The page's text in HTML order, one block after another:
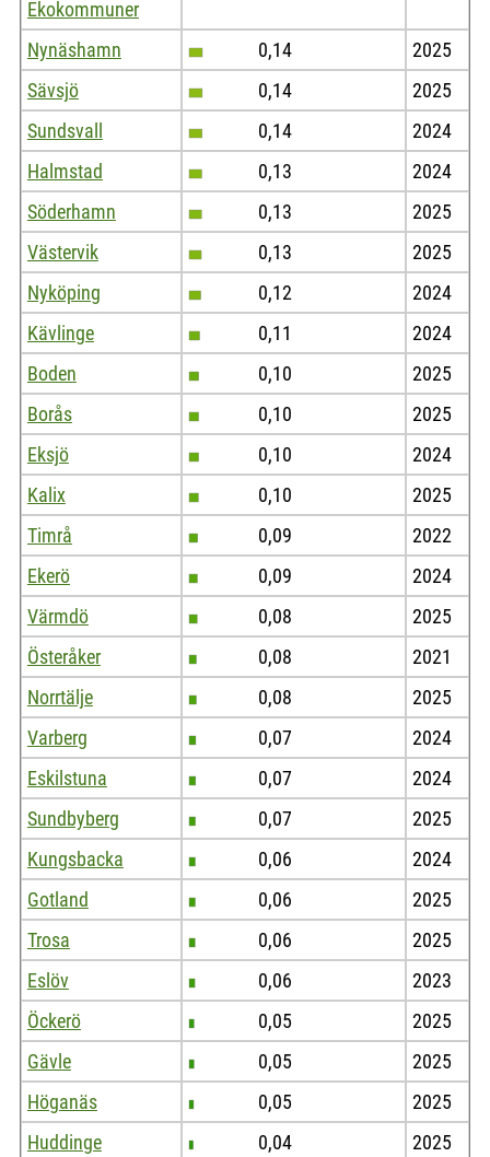
Ekokommuner
Nynäshamn
0,14
2025
Sävsjö
0,14
2025
Sundsvall
0,14
2024
Halmstad
0,13
2024
Söderhamn
0,13
2025
Västervik
0,13
2025
Nyköping
0,12
2024
Kävlinge
0,11
2024
Boden
0,10
2025
Borås
0,10
2025
Eksjö
0,10
2024
Kalix
0,10
2025
Timrå
0,09
2022
Ekerö
0,09
2024
Värmdö
0,08
2025
Österåker
0,08
2021
Norrtälje
0,08
2025
Varberg
0,07
2024
Eskilstuna
0,07
2024
Sundbyberg
0,07
2025
Kungsbacka
0,06
2024
Gotland
0,06
2025
Trosa
0,06
2025
Eslöv
0,06
2023
Öckerö
0,05
2025
Gävle
0,05
2025
Höganäs
0,05
2025
Huddinge
0,04
2025